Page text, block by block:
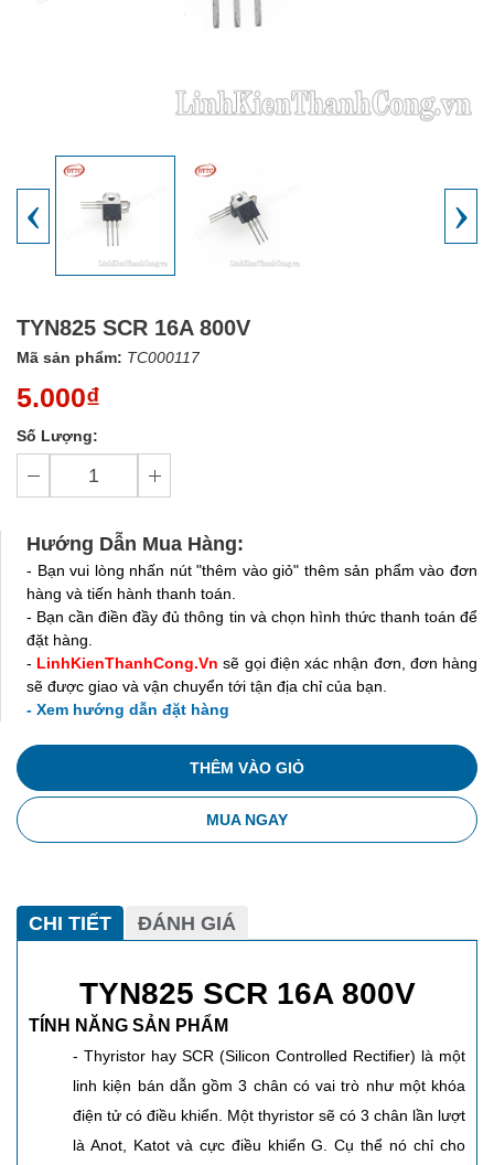
‹ ›
TYN825 SCR 16A 800V
Mã sản phẩm: TC000117
5.000₫
Số Lượng:
Hướng Dẫn Mua Hàng:
- Bạn vui lòng nhấn nút "thêm vào giỏ" thêm sản phẩm vào đơn
hàng và tiến hành thanh toán.
- Bạn cần điền đầy đủ thông tin và chọn hình thức thanh toán để
đặt hàng.
- LinhKienThanhCong.Vn sẽ gọi điện xác nhận đơn, đơn hàng
sẽ được giao và vận chuyển tới tận địa chỉ của bạn.
- Xem hướng dẫn đặt hàng
THÊM VÀO GIỎ
MUA NGAY
CHI TIẾT ĐÁNH GIÁ
TYN825 SCR 16A 800V
TÍNH NĂNG SẢN PHẨM
- Thyristor hay SCR (Silicon Controlled Rectifier) là một
linh kiện bán dẫn gồm 3 chân có vai trò như một khóa
điện tử có điều khiển. Một thyristor sẽ có 3 chân lần lượt
là Anot, Katot và cực điều khiển G. Cụ thể nó chỉ cho